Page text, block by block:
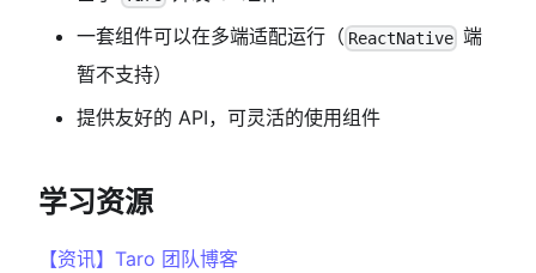
一套组件可以在多端适配运行（ ReactNative 端
暂不支持）
提供友好的 API，可灵活的使用组件
学习资源
【资讯】Taro 团队博客